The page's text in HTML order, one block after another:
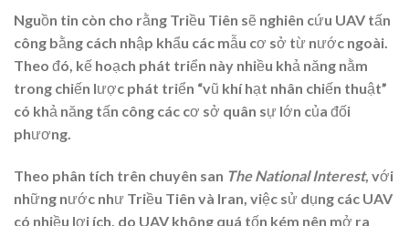
Nguồn tin còn cho rằng Triều Tiên sẽ nghiên cứu UAV tấn
công bằng cách nhập khẩu các mẫu cơ sở từ nước ngoài.
Theo đó, kế hoạch phát triển này nhiều khả năng nằm
trong chiến lược phát triển “vũ khí hạt nhân chiến thuật”
có khả năng tấn công các cơ sở quân sự lớn của đối
phương.
Theo phân tích trên chuyên san The National Interest, với
những nước như Triều Tiên và Iran, việc sử dụng các UAV
có nhiều lợi ích, do UAV không quá tốn kém nên mở ra